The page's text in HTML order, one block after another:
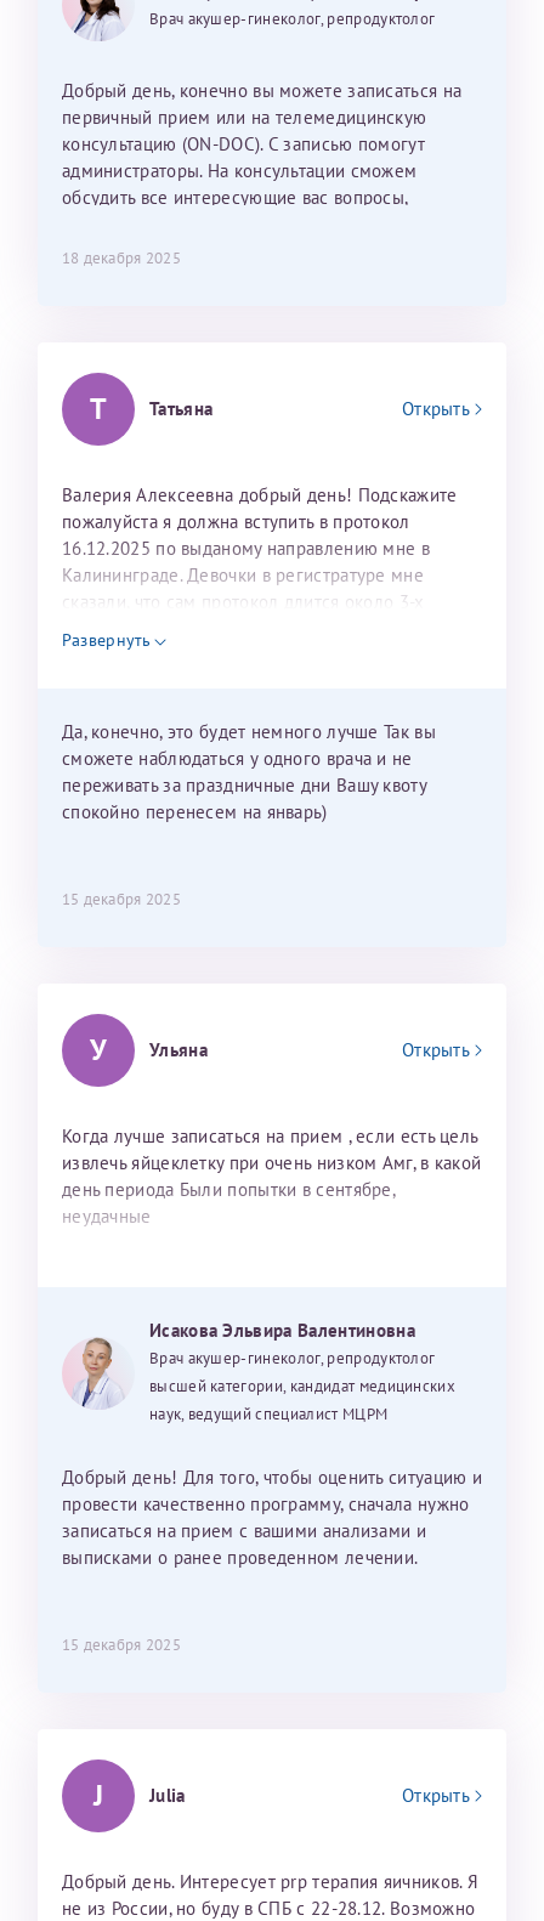
Так же хотелось отметить мед. сестру Сухову
Наталью Викторовну. Тоже очень душевный человек.
лёгкое и простое. Вообще в данной клинике весь
персонал очень вежливый и чуткий, прям приятно
находиться. Мы собираемся туда ещё за вторым
ребёнком, и конечно же только к Ринату
Рафаильевичу, нашему волшебнику, без каких либо
26 июля 2026
дальнейшие действия для программы эко
Врач акушер-гинеколог, репродуктолог
Добрый день, конечно вы можете записаться на
первичный прием или на телемедицинскую
консультацию (ON-DOC). С записью помогут
администраторы. На консультации сможем
обсудить все интересующие вас вопросы,
18 декабря 2025
Т Татьяна Открыть
Валерия Алексеевна добрый день! Подскажите
пожалуйста я должна вступить в протокол
16.12.2025 по выданому направлению мне в
Калининграде. Девочки в регистратуре мне
сказали, что сам протокол длится около 3-х
недель и 3 недели я должна находится в Питере.
Можно мне новый год провести в Калининграде и
Развернуть
Да, конечно, это будет немного лучше Так вы
сможете наблюдаться у одного врача и не
переживать за праздничные дни Вашу квоту
спокойно перенесем на январь)
15 декабря 2025
У Ульяна Открыть
Когда лучше записаться на прием , если есть цель
извлечь яйцеклетку при очень низком Амг, в какой
день периода Были попытки в сентябре,
неудачные
Исакова Эльвира Валентиновна
Врач акушер-гинеколог, репродуктолог
высшей категории, кандидат медицинских
наук, ведущий специалист МЦРМ
Добрый день! Для того, чтобы оценить ситуацию и
провести качественно программу, сначала нужно
записаться на прием с вашими анализами и
выписками о ранее проведенном лечении.
15 декабря 2025
J Julia Открыть
Добрый день. Интересует prp терапия яичников. Я
не из России, но буду в СПБ с 22-28.12. Возможно